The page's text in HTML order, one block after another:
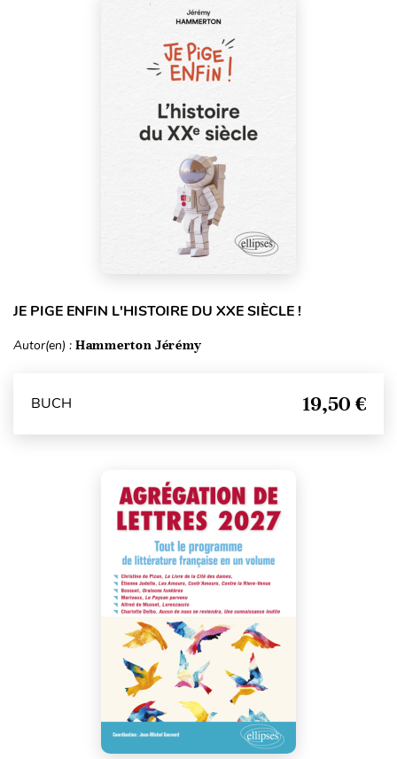
JE PIGE ENFIN L'HISTOIRE DU XXE SIÈCLE !
Autor(en) : Hammerton Jérémy
BUCH 19,50 €